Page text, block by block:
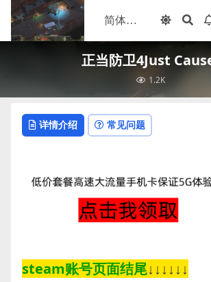
正当防卫4Just
1.2K
详情介绍 常见问题
steam账号页面结尾↓↓↓↓↓↓